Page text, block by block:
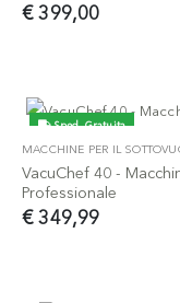
€ 399,00
Sped. Gratuita
MACCHINE PER IL
VacuChef 40 -
Professionale
€ 349,99